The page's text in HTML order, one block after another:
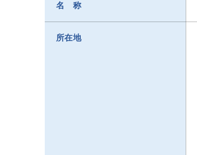
名 称
所在地